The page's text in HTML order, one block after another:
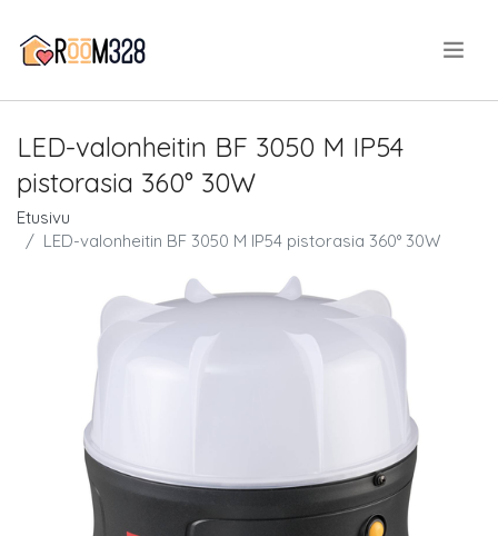
LED-valonheitin BF 3050 M IP54
pistorasia 360° 30W
Etusivu
LED-valonheitin BF 3050 M IP54 pistorasia 360° 30W